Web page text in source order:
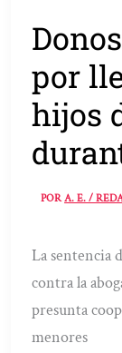
por
hijos
PORA. E. /
La sentencia
contra la
presunta
menores